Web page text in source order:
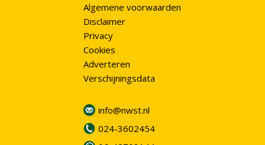
Algemene voorwaarden
Disclaimer
Privacy
Cookies
Adverteren
Verschijningsdata
info@nwst.nl
024-3602454